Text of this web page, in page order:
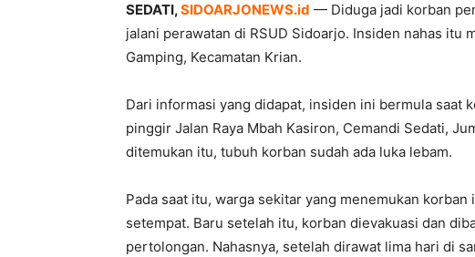
SEDATI,SIDOARJONEWS.id — Diduga jadi korban
jalani perawatan di RSUD Sidoarjo. Insiden nahas itu
Gamping, Kecamatan Krian.
Dari informasi yang didapat, insiden ini bermula saat
pinggir Jalan Raya Mbah Kasiron, Cemandi Sedati,
ditemukan itu, tubuh korban sudah ada luka lebam.
Pada saat itu, warga sekitar yang menemukan
setempat. Baru setelah itu, korban dievakuasi dan
pertolongan. Nahasnya, setelah dirawat lima hari di